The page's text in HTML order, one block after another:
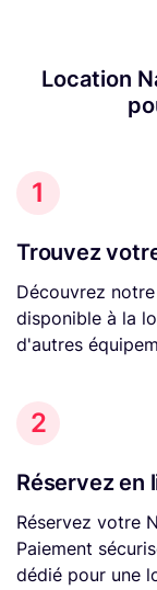
Location
1
Trouvez
Découvrez
disponible à la
d'autres
2
Réservez en
Réservez votre
Paiement
dédié pour une